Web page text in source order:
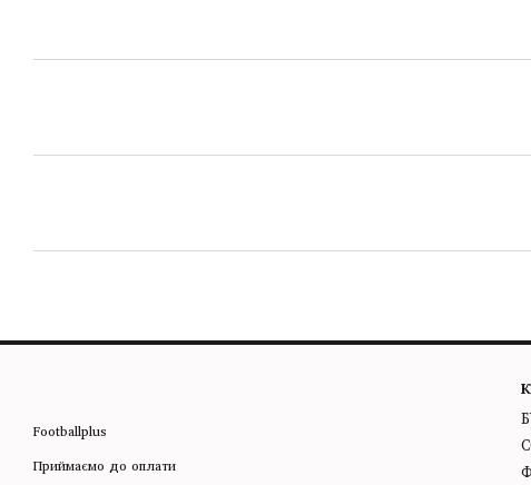
Footballplus
Приймаємо до оплати